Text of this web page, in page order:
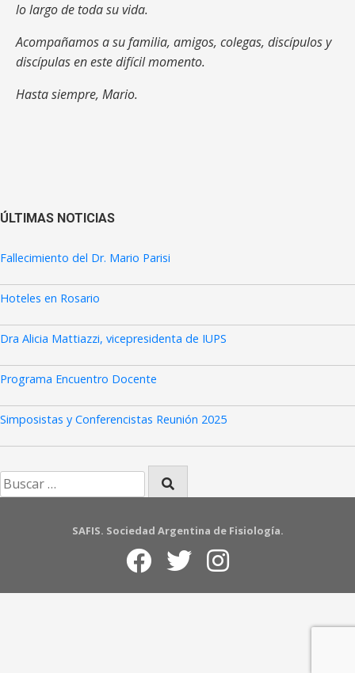
lo largo de toda su vida.
Acompañamos a su familia, amigos, colegas, discípulos y
discípulas en este difícil momento.
Hasta siempre, Mario.
ÚLTIMAS NOTICIAS
Fallecimiento del Dr. Mario Parisi
Hoteles en Rosario
Dra Alicia Mattiazzi, vicepresidenta de IUPS
Programa Encuentro Docente
Simposistas y Conferencistas Reunión 2025
SAFIS. Sociedad Argentina de Fisiología.